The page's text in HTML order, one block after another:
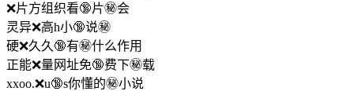
❌片方组织看🔞片㊙️会
灵异❌高h小🔞说㊙️
硬❌久久🔞有㊙️什么作用
正能❌量网址免🔞费下㊙️载
xxoo.❌u🔞s你懂的㊙️小说